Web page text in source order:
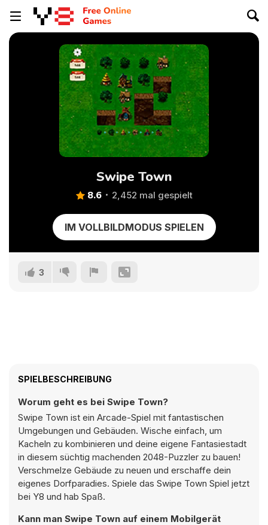
Swipe Town
8.6 2,452 mal gespielt
IM VOLLBILDMODUS SPIELEN
3
SPIELBESCHREIBUNG
Worum geht es bei Swipe Town?
Swipe Town ist ein Arcade-Spiel mit fantastischen
Umgebungen und Gebäuden. Wische einfach, um
Kacheln zu kombinieren und deine eigene Fantasiestadt
in diesem süchtig machenden 2048-Puzzler zu bauen!
Verschmelze Gebäude zu neuen und erschaffe dein
eigenes Dorfparadies. Spiele das Swipe Town Spiel jetzt
bei Y8 und hab Spaß.
Kann man Swipe Town auf einem Mobilgerät